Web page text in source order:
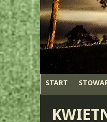
START